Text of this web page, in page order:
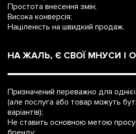
Простота внесення змін;
Висока конверсія;
Націленість на швидкий продаж.
НА ЖАЛЬ, Є СВОЇ МНУСИ І
Призначений переважно для
(але послуга або товар можуть
варіантів);
Не ставить основною метою